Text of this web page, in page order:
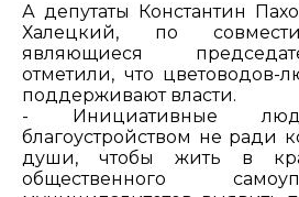
А депутаты Константин
Халецкий, по
являющиеся
отметили, что цветоводов-
поддерживают власти.
- Инициативные
благоустройством не ради
души, чтобы жить в
общественного